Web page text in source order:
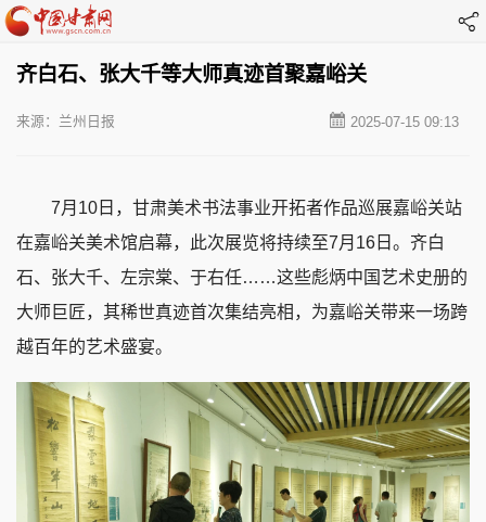
齐白石、张大千等大师真迹首聚嘉峪关
2025-07-15 09:13
来源：兰州日报
7月10日，甘肃美术书法事业开拓者作品巡展嘉峪关站
在嘉峪关美术馆启幕，此次展览将持续至7月16日。齐白
石、张大千、左宗棠、于右任……这些彪炳中国艺术史册的
大师巨匠，其稀世真迹首次集结亮相，为嘉峪关带来一场跨
越百年的艺术盛宴。